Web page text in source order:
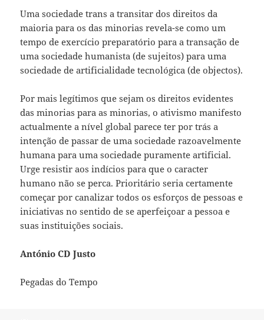
Uma sociedade trans a transitar dos direitos da
maioria para os das minorias revela-se como um
tempo de exercício preparatório para a transação de
uma sociedade humanista (de sujeitos) para uma
sociedade de artificialidade tecnológica (de objectos).
Por mais legítimos que sejam os direitos evidentes
das minorias para as minorias, o ativismo manifesto
actualmente a nível global parece ter por trás a
intenção de passar de uma sociedade razoavelmente
humana para uma sociedade puramente artificial.
Urge resistir aos indícios para que o caracter
humano não se perca. Prioritário seria certamente
começar por canalizar todos os esforços de pessoas e
iniciativas no sentido de se aperfeiçoar a pessoa e
suas instituições sociais.
António CD Justo
Pegadas do Tempo